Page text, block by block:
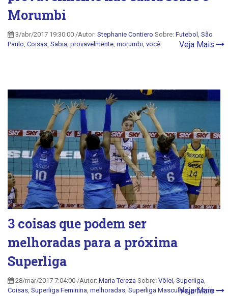
Morumbi
3/abr/2017 19:30:00 /Autor: Stephanie Contiero Sobre: Futebol , São
Paulo, Coisas, Sabia, provavelmente, morumbi, você Veja Mais
3 coisas que podem ser
melhoradas para a próxima
Superliga
28/mar/2017 7:04:00 /Autor: Maria Tereza Sobre: Vôlei, Superliga,
Coisas, Superliga Feminina, melhoradas, Superliga Masculina,próxima
Veja Mais